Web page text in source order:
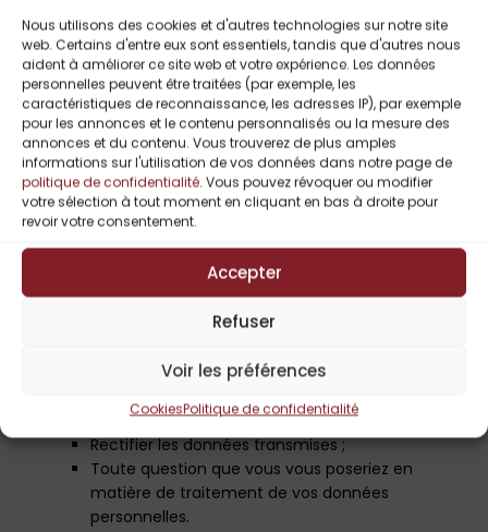
Nous utilisons des cookies et d'autres technologies sur notre site
web. Certains d'entre eux sont essentiels, tandis que d'autres nous
aident à améliorer ce site web et votre expérience. Les données
personnelles peuvent être traitées (par exemple, les
caractéristiques de reconnaissance, les adresses IP), par exemple
pour les annonces et le contenu personnalisés ou la mesure des
annonces et du contenu. Vous trouverez de plus amples
informations sur l'utilisation de vos données dans notre page de
politique de confidentialité. Vous pouvez révoquer ou modifier
votre sélection à tout moment en cliquant en bas à droite pour
revoir votre consentement.
Accepter
Refuser
Voir les préférences
CookiesPolitique de confidentialité
Respect de vos droits en
matière de protection des
données
Notre hébergement, mais aussi notre site internet sont
couverts par un contrat de maintenance afin de les
maintenir à jour techniquement parlant et ainsi éviter les
risques de sécurité.
conservées sur notre serveur. Hormis les mécanismes mis
en place afin de consulter et effacer les données
transmises, il vous est loisible de prendre contact via
contact@leseditionssharonkena.com
Vos données ont bien été effacées ;
Vérifier l’exactitude des données transmises ;
Rectifier les données transmises ;
Toute question que vous vous poseriez en
matière de traitement de vos données
personnelles.